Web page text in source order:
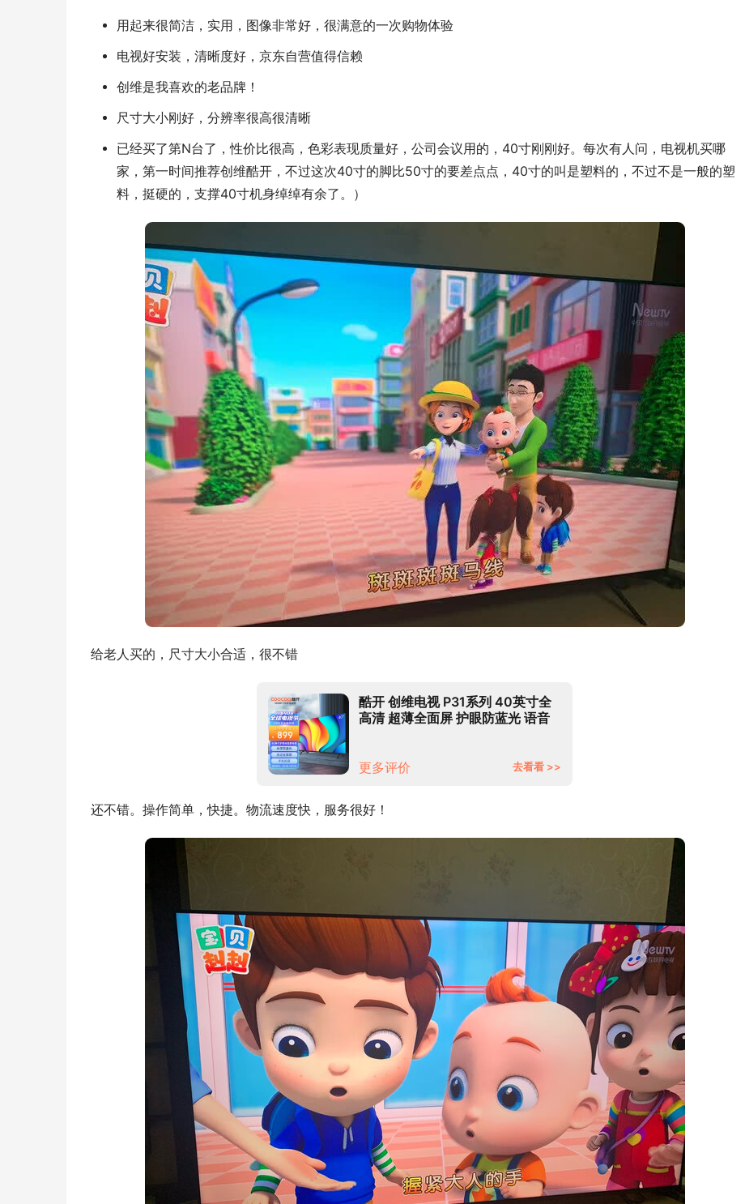
用起来很简洁，实用，图像非常好，很满意的一次购物体验
电视好安装，清晰度好，京东自营值得信赖
创维是我喜欢的老品牌！
尺寸大小刚好，分辨率很高很清晰
已经买了第N台了，性价比很高，色彩表现质量好，公司会议用的，40寸刚刚好。每次有人问，电视机买哪
家，第一时间推荐创维酷开，不过这次40寸的脚比50寸的要差点点，40寸的叫是塑料的，不过不是一般的塑
料，挺硬的，支撑40寸机身绰绰有余了。）
给老人买的，尺寸大小合适，很不错
酷开 创维电视 P31系列 40英寸全
高清 超薄全面屏 护眼防蓝光 语音
更多评价
去看看 >>
还不错。操作简单，快捷。物流速度快，服务很好！